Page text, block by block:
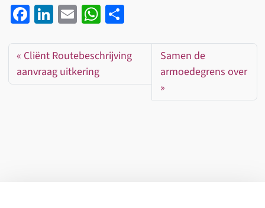
Fa
ce
b
o
o
Li
n
ke
dI
n
E
m
ail
W
h
at
sA
p
D
e
n
Cliënt Routebeschrijving
aanvraag uitkering
Samen de
armoedegrens over